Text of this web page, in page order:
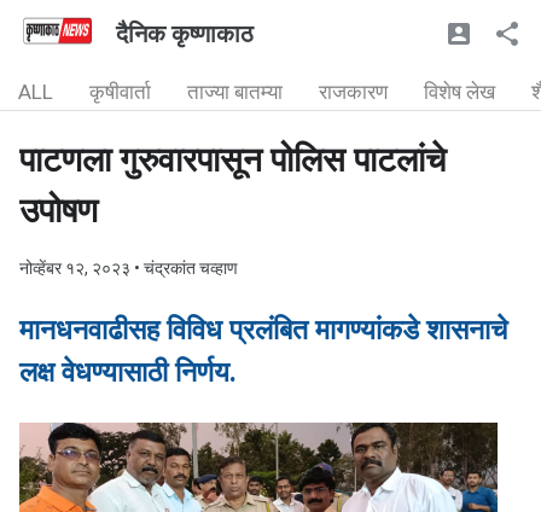
दैनिक कृष्णाकाठ
ALL कृषीवार्ता ताज्या बातम्या राजकारण विशेष लेख
पाटणला गुरुवारपासून पोलिस पाटलांचे
उपोषण
नोव्हेंबर १२, २०२३ • चंद्रकांत चव्हाण
मानधनवाढीसह विविध प्रलंबित मागण्यांकडे शासनाचे
लक्ष वेधण्यासाठी निर्णय.